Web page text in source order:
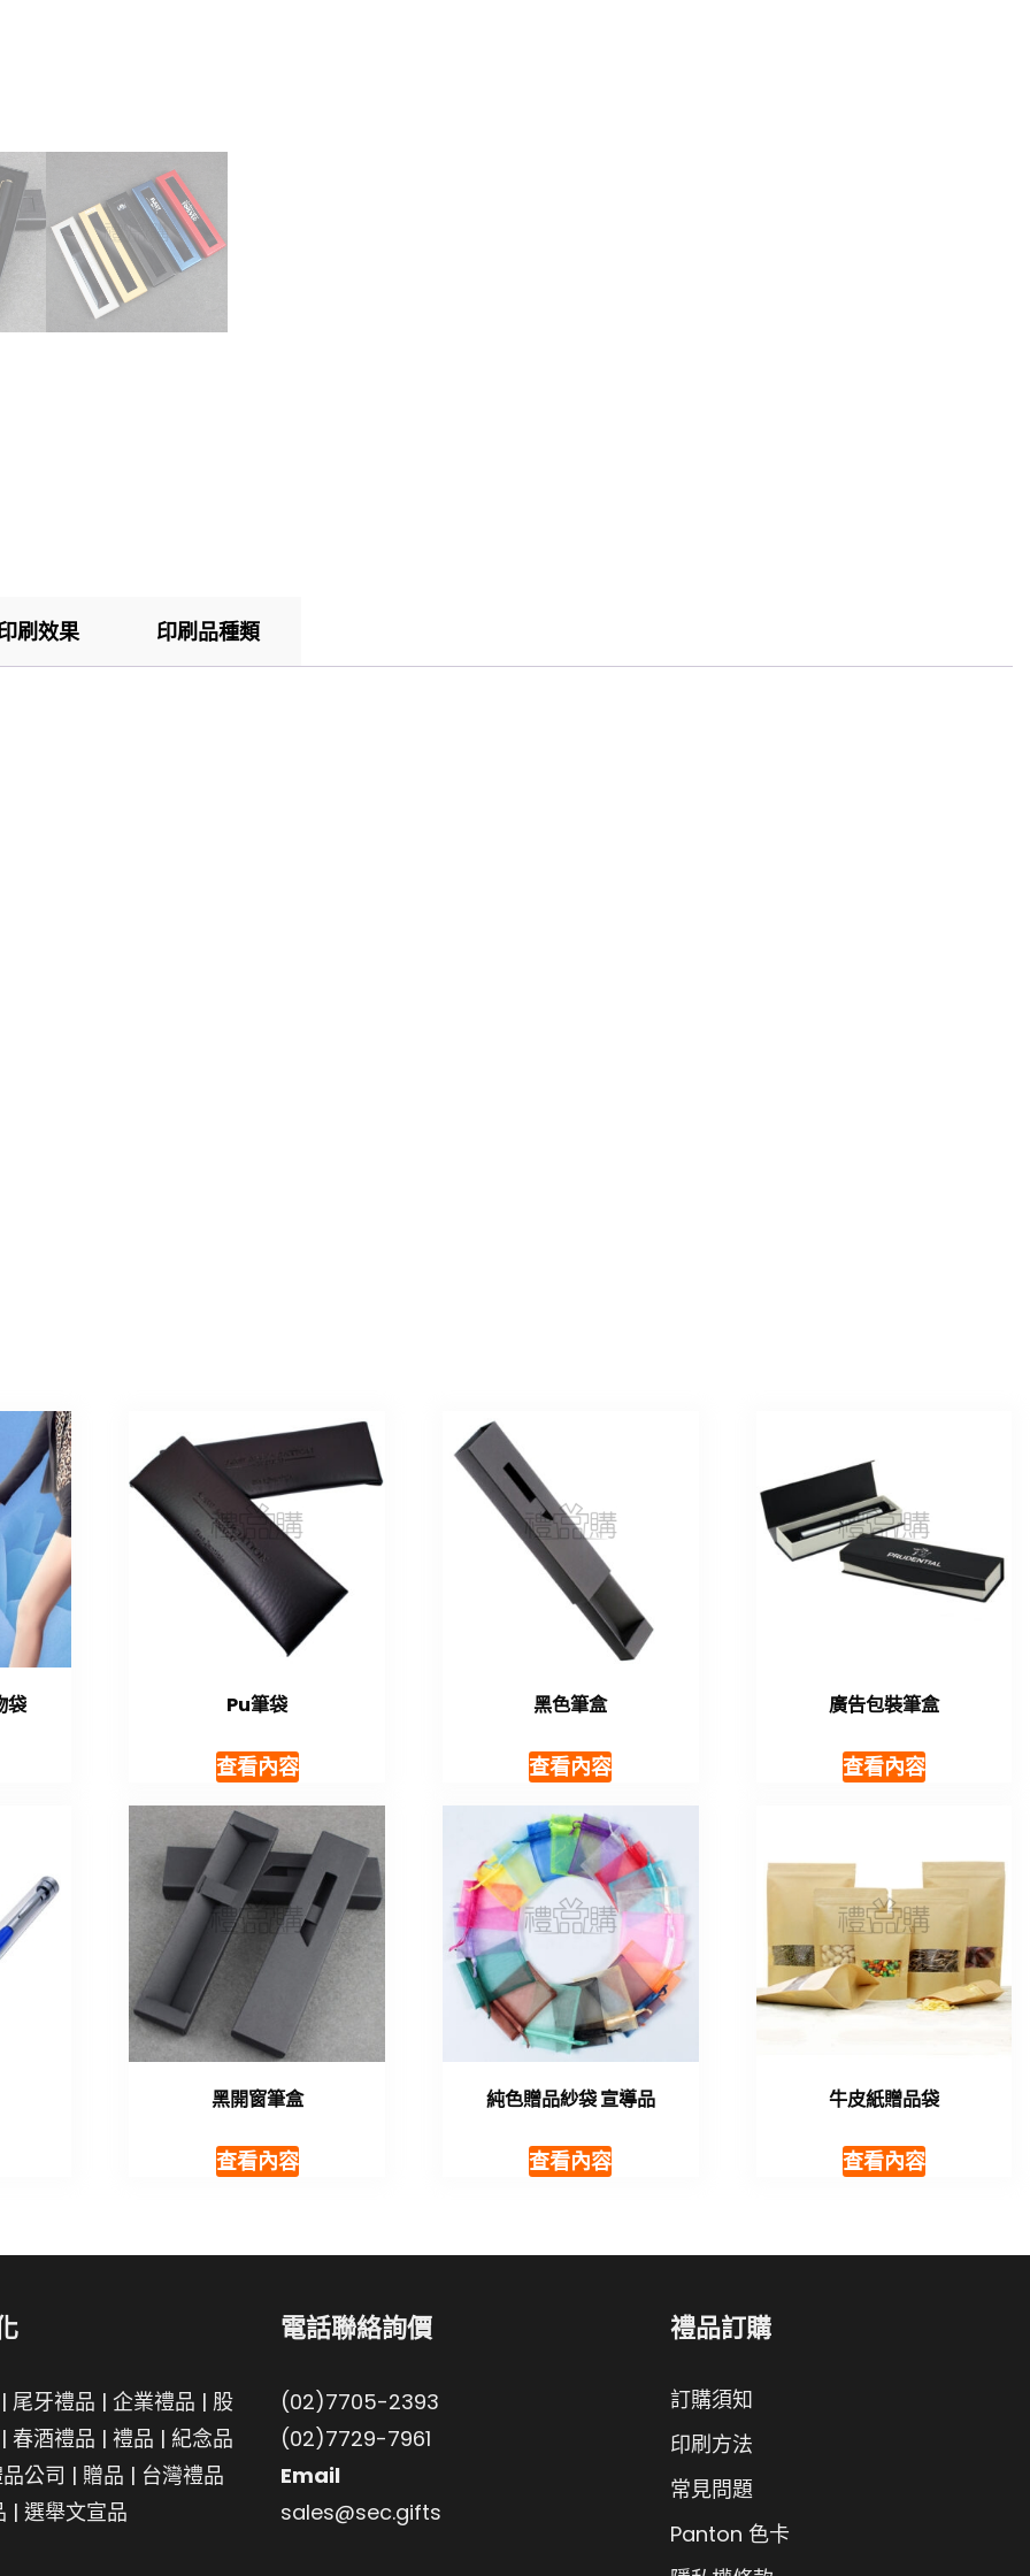
刷效果 印刷品種類
袋 Pu筆袋
查看內容
黑色筆盒
查看內容
廣告包裝筆盒
查看內容
黑開窗筆盒
查看內容
純色贈品紗袋 宣導品
查看內容
牛皮紙贈品袋
查看內容
尾牙禮品 | 企業禮品 | 股
春酒禮品 | 禮品 | 紀念品
公司 | 贈品 | 台灣禮品
| 選舉文宣品
電話聯絡詢價
(02)7705-2393
(02)7729-7961
Email
sales@sec.gifts
禮品訂購
訂購須知
印刷方法
常見問題
Panton 色卡